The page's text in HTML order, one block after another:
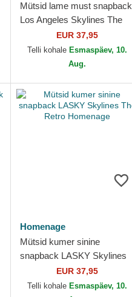
Mütsid lame must snapback
Los Angeles Skylines The
Snap Homenage
EUR 37,95
Telli kohale Esmaspäev, 10.
Aug.
Homenage
Mütsid kumer sinine
snapback LASKY Skylines
The Retro Homenage
EUR 37,95
Telli kohale Esmaspäev, 10.